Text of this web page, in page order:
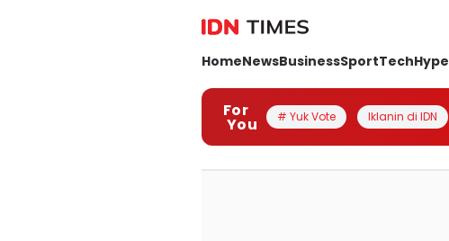
HomeNewsBusinessSportTechHype
For
You # Yuk Vote Iklanin di IDN